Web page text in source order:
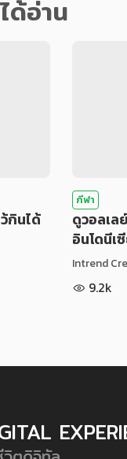
ด้อ่าน
กินได้
กีฬา
ดูวอลเ
อินโดนีเ
Intrend
9.2k